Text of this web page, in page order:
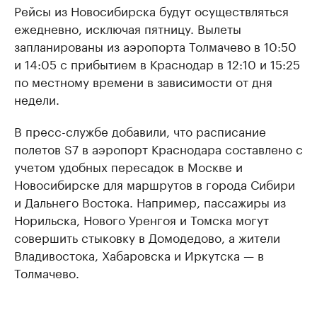
Рейсы из Новосибирска будут осуществляться
ежедневно, исключая пятницу. Вылеты
запланированы из аэропорта Толмачево в 10:50
и 14:05 с прибытием в Краснодар в 12:10 и 15:25
по местному времени в зависимости от дня
недели.
В пресс-службе добавили, что расписание
полетов S7 в аэропорт Краснодара составлено с
учетом удобных пересадок в Москве и
Новосибирске для маршрутов в города Сибири
и Дальнего Востока. Например, пассажиры из
Норильска, Нового Уренгоя и Томска могут
совершить стыковку в Домодедово, а жители
Владивостока, Хабаровска и Иркутска — в
Толмачево.